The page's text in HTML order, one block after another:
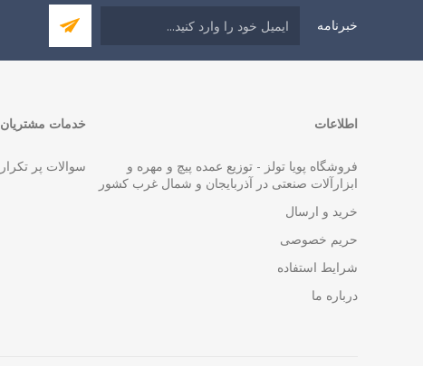
خبرنامه
اطلاعات
فروشگاه پویا تولز - توزیع عمده پیچ و مهره و
ابزارآلات صنعتی در آذربایجان و شمال غرب کشور
خرید و ارسال
حریم خصوصی
شرایط استفاده
درباره ما
خدمات مشتریان
سوالات پر تکرار